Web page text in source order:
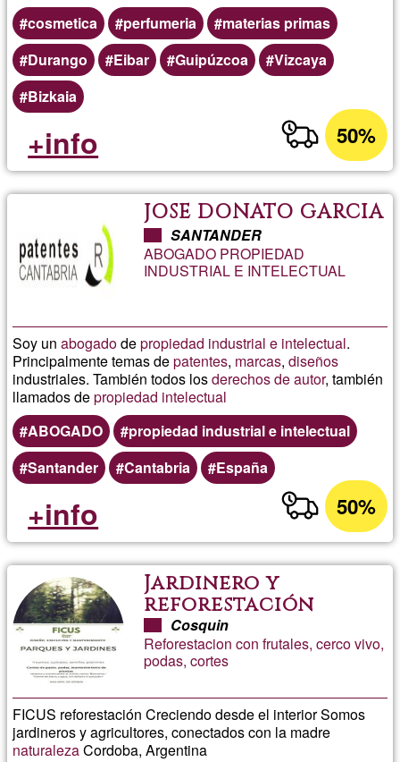
cosmetica
perfumeria
materias primas
Durango
Eibar Guipúzcoa
Vizcaya
Bizkaia
50%
+info
JOSE DONATO GARCIA
SANTANDER
ABOGADO PROPIEDAD
INDUSTRIAL E INTELECTUAL
Soy unabogadodepropiedad industrial e intelectual.
Principalmente temas depatentes, marcas,diseños
industriales. También todos losderechos de autor, también
llamados depropiedad intelectual
ABOGADO
propiedad industrial e intelectual
Santander
Cantabria España
50%
+info
Jardinero y
reforestación
Cosquin
Reforestacion con frutales, cerco vivo,
podas, cortes
FICUS reforestación Creciendo desde el interior Somos
jardineros y agricultores, conectados con la madre
naturalezaCordoba, Argentina